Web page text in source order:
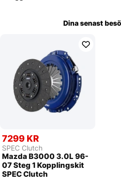
Dina senast
7299 KR
SPEC Clutch
Mazda B3000 3.0L 96-
07 Steg 1 Kopplingskit
SPEC Clutch